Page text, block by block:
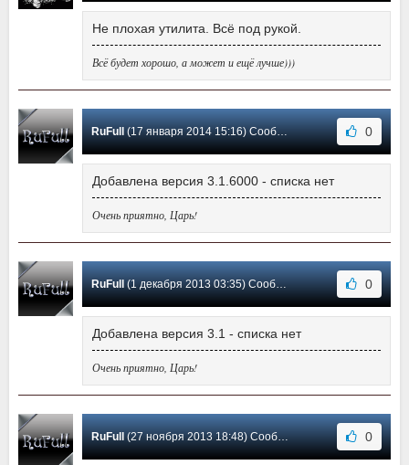
Не плохая утилита. Всё под рукой.
Всё будет хорошо, а может и ещё лучше)))
RuFull (17 января 2014 15:16) Сообщение #3 0
Добавлена версия 3.1.6000 - списка нет
Очень приятно, Царь!
RuFull (1 декабря 2013 03:35) Сообщение #2 0
Добавлена версия 3.1 - списка нет
Очень приятно, Царь!
RuFull (27 ноября 2013 18:48) Сообщение #1 0